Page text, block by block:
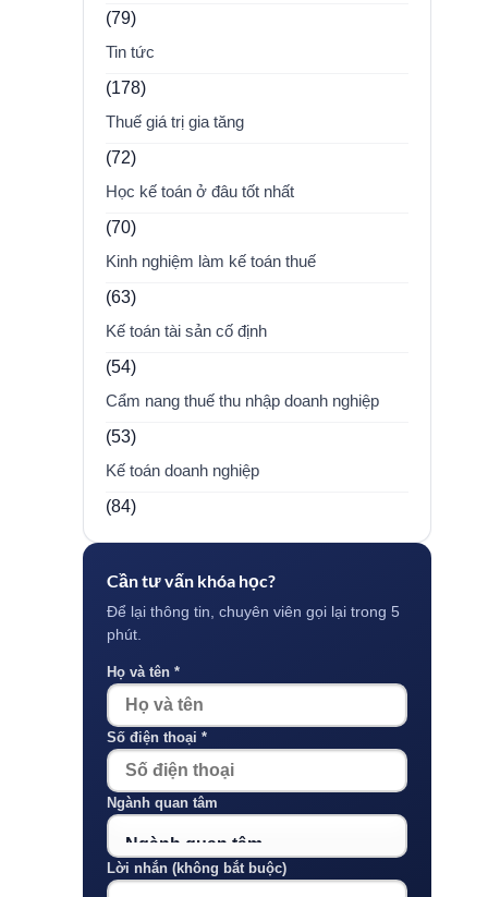
(79)
Tin tức
(178)
Thuế giá trị gia tăng
(72)
Học kế toán ở đâu tốt nhất
(70)
Kinh nghiệm làm kế toán thuế
(63)
Kế toán tài sản cố định
(54)
Cẩm nang thuế thu nhập doanh nghiệp
(53)
Kế toán doanh nghiệp
(84)
Cần tư vấn khóa học?
Để lại thông tin, chuyên viên gọi lại trong 5
phút.
Họ và tên *
Số điện thoại *
Ngành quan tâm
Lời nhắn (không bắt buộc)